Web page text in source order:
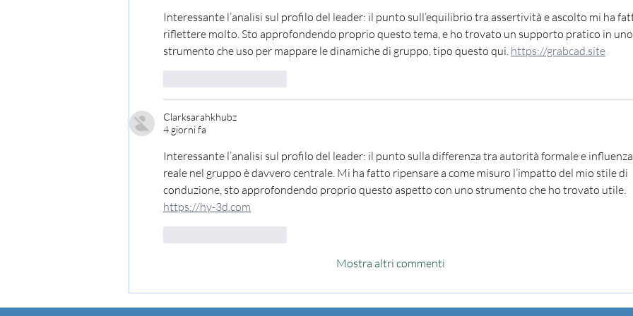
Interessante l’analisi sul profilo del leader: il punto sull’equilibrio tra assertività e ascolto mi ha
riflettere molto. Sto approfondendo proprio questo tema, e ho trovato un supporto pratico in uno
strumento che uso per mappare le dinamiche di gruppo, tipo questo qui. https://grabcad.site
Clarksarahkhubz
4 giorni fa
Interessante l’analisi sul profilo del leader: il punto sulla differenza tra autorità formale e influenza
reale nel gruppo è davvero centrale. Mi ha fatto ripensare a come misuro l’impatto del mio stile di
conduzione, sto approfondendo proprio questo aspetto con uno strumento che ho trovato utile.
https://hy-3d.com
Mostra altri commenti